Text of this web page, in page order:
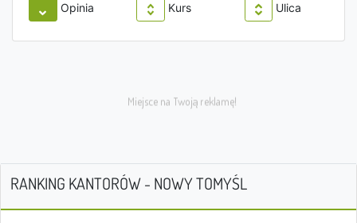
Opinia Kurs Ulica
RANKING KANTORÓW - NOWY TOMYŚL